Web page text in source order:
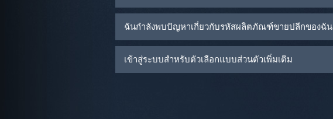
ฉันกำลังพบปัญหาเกี่ยวกับรหัสผลิตภัณฑ์ขายปลีกของฉัน
เข้าสู่ระบบสำหรับตัวเลือกแบบส่วนตัวเพิ่มเติม